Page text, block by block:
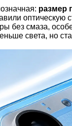
размер
без смаза,
света, но